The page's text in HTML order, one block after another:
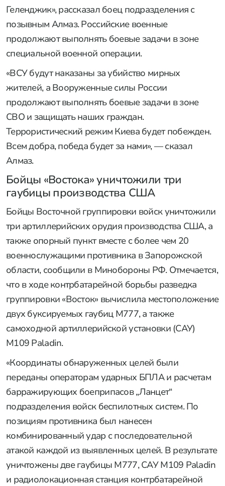
Геленджик», рассказал боец подразделения с
позывным Алмаз. Российские военные
продолжают выполнять боевые задачи в зоне
специальной военной операции.
«ВСУ будут наказаны за убийство мирных
жителей, а Вооруженные силы России
продолжают выполнять боевые задачи в зоне
СВО и защищать наших граждан.
Террористический режим Киева будет побежден.
Всем добра, победа будет за нами», — сказал
Алмаз.
Бойцы «Востока» уничтожили три
гаубицы производства США
Бойцы Восточной группировки войск уничтожили
три артиллерийских орудия производства США, а
также опорный пункт вместе с более чем 20
военнослужащими противника в Запорожской
области, сообщили в Минобороны РФ. Отмечается,
что в ходе контрбатарейной борьбы разведка
группировки «Восток» вычислила местоположение
двух буксируемых гаубиц M777, а также
самоходной артиллерийской установки (САУ)
M109 Paladin.
«Координаты обнаруженных целей были
переданы операторам ударных БПЛА и расчетам
барражирующих боеприпасов „Ланцет“
подразделения войск беспилотных систем. По
позициям противника был нанесен
комбинированный удар с последовательной
атакой каждой из выявленных целей. В результате
уничтожены две гаубицы M777, САУ M109 Paladin
и радиолокационная станция контрбатарейной